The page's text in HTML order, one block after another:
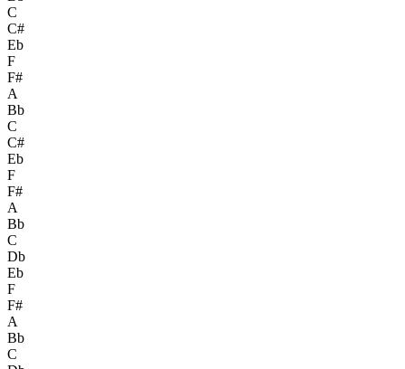
C
C#
Eb
F
F#
A
Bb
C
C#
Eb
F
F#
A
Bb
C
Db
Eb
F
F#
A
Bb
C